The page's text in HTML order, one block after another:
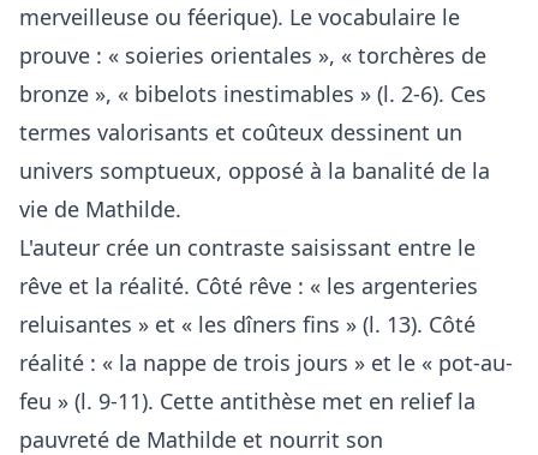
merveilleuse ou féerique). Le vocabulaire le
prouve : « soieries orientales », « torchères de
bronze », « bibelots inestimables » (l. 2-6). Ces
termes valorisants et coûteux dessinent un
univers somptueux, opposé à la banalité de la
vie de Mathilde.
L'auteur crée un contraste saisissant entre le
rêve et la réalité. Côté rêve : « les argenteries
reluisantes » et « les dîners fins » (l. 13). Côté
réalité : « la nappe de trois jours » et le « pot-au-
feu » (l. 9-11). Cette antithèse met en relief la
pauvreté de Mathilde et nourrit son